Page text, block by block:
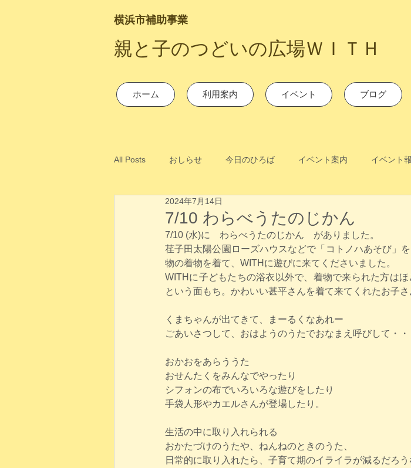
横浜市補助事業
​親と子のつどいの広場ＷＩＴＨ
ホーム 利用案内 イベント ブログ
All Posts おしらせ 今日のひろば イベント案内 イベント
7/10 わらべうたのじかん
2024年7月14日
7/10 (水)に　わらべうたのじかん　がありました。
荏子田太陽公園ローズハウスなどで「コトノハあそび」
物の着物を着て、WITHに遊びに来てくださいました。
WITHに子どもたちの浴衣以外で、着物で来られた方は
という面もち。かわいい甚平さんを着て来てくれたお子さ
くまちゃんが出てきて、まーるくなあれー
ごあいさつして、おはようのうたでおなまえ呼びして・・
おかおをあらううた
おせんたくをみんなでやったり
シフォンの布でいろいろな遊びをしたり
手袋人形やカエルさんが登場したり。
生活の中に取り入れられる
おかたづけのうたや、ねんねのときのうた、
日常的に取り入れたら、子育て期のイライラが減るだろう